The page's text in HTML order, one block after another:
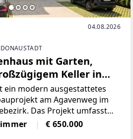
04.08.2026
mit Garten,
Keller in
1220!
ein modern ausgestattetes
am Agavenweg im
Das Projekt umfasst
und überzeugt durch seine
Architektur.Das Haus
€ 650.000